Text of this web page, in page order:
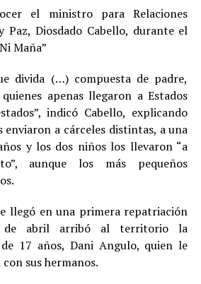
el ministro para Relaciones
Paz, Diosdado Cabello, durante el
Maña”
divida (…) compuesta de padre,
apenas llegaron a Estados
indicó Cabello, explicando
enviaron a cárceles distintas, a una
y los dos niños los llevaron “a
aunque los más pequeños
llegó en una primera repatriación
abril arribó al territorio la
17 años, Dani Angulo, quien le
sus hermanos.